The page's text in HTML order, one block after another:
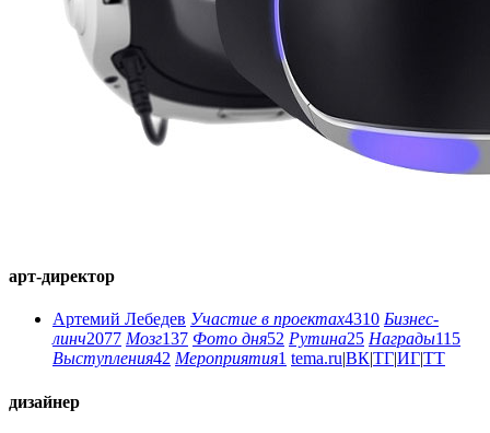
арт-директор
Артемий Лебедев Участие в проектах4310 Бизнес-
линч2077 Мозг137 Фото дня52 Рутина25 Награды115
Выступления42 Мероприятия1 tema.ru|ВК|ТГ|ИГ|ТТ
дизайнер